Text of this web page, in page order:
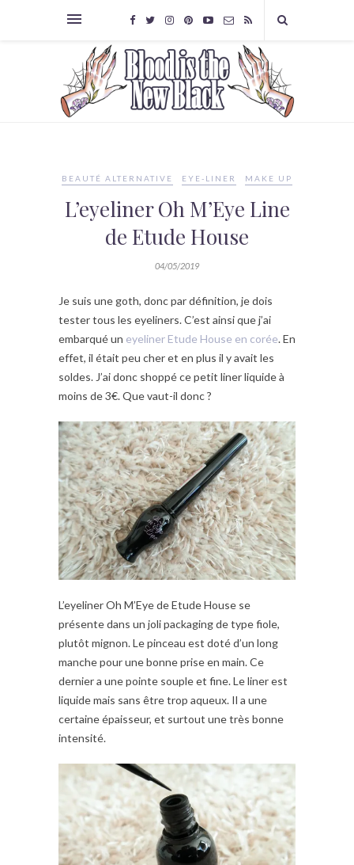
BEAUTÉ ALTERNATIVE EYE-LINER MAKE UP
L’eyeliner Oh M’Eye Line
de Etude House
04/05/2019
Je suis une goth, donc par définition, je dois
tester tous les eyeliners. C’est ainsi que j’ai
embarqué un eyeliner Etude House en corée. En
effet, il était peu cher et en plus il y avait les
soldes. J’ai donc shoppé ce petit liner liquide à
moins de 3€. Que vaut-il donc ?
L’eyeliner Oh M’Eye de Etude House se
présente dans un joli packaging de type fiole,
plutôt mignon. Le pinceau est doté d’un long
manche pour une bonne prise en main. Ce
dernier a une pointe souple et fine. Le liner est
liquide mais sans être trop aqueux. Il a une
certaine épaisseur, et surtout une très bonne
intensité.